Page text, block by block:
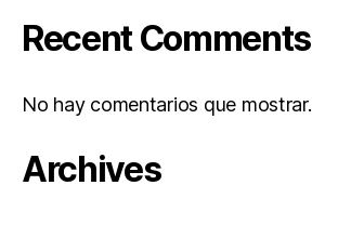
Recent Comments
No hay comentarios que mostrar.
Archives